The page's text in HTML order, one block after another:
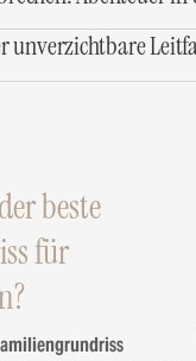
unverzichtbare
beste
für